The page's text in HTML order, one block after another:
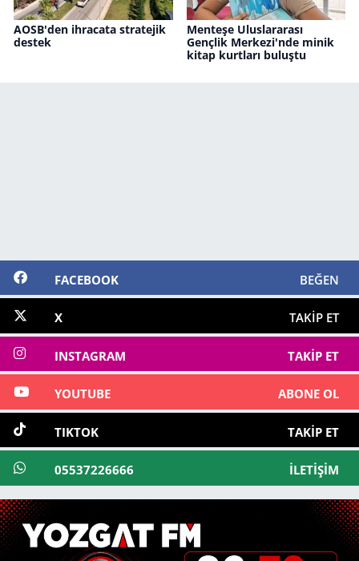
AOSB'den ihracata stratejik
destek
Menteşe Uluslararası
Gençlik Merkezi'nde minik
kitap kurtları buluştu
FACEBOOK BEĞEN
X TAKIP ET
INSTAGRAM TAKIP ET
YOUTUBE ABONE OL
TIKTOK TAKIP ET
05537226666 İLETIŞIM